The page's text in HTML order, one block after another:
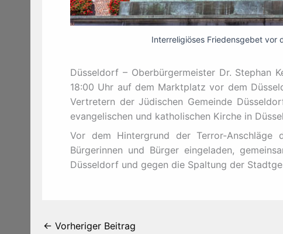
Interreligiöses Friedensgebet vor
Düsseldorf – Oberbürgermeister Dr. Stephan
18:00 Uhr auf dem Marktplatz vor dem
Vertretern der Jüdischen Gemeinde
evangelischen und katholischen Kirche in
Vor dem Hintergrund der Terror-Anschläge
Bürgerinnen und Bürger eingeladen,
Düsseldorf und gegen die Spaltung der
← Vorheriger Beitrag